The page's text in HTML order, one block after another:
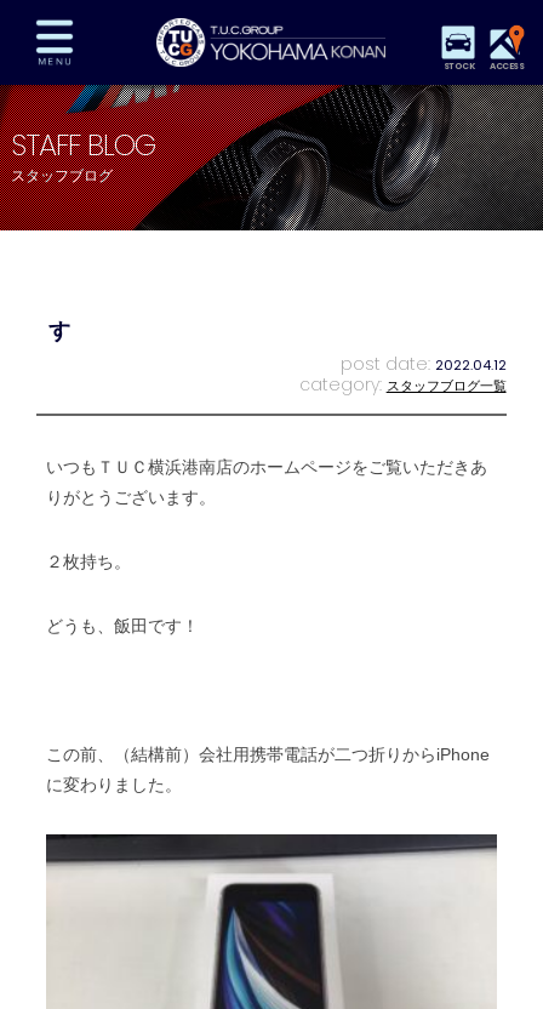
STOCK ACCESS
在庫車両情報 保証&サービス パーツリスト
TUCとは？ 店舗情報 アクセスマップ
全国納車 特別作業 注文販売
STAFF BLOG
スタッフブログ
す
post date: 2022.04.12
category: スタッフブログ一覧
いつもＴＵＣ横浜港南店のホームページをご覧いただきあ
りがとうございます。
２枚持ち。
どうも、飯田です！
この前、（結構前）会社用携帯電話が二つ折りからiPhone
に変わりました。